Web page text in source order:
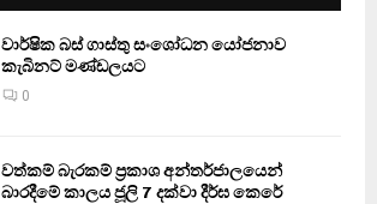
වාර්ෂික බස් ගාස්තු සංශෝධන යෝජනාව
කැබිනට් මණ්ඩලයට
0
වත්කම් බැරකම් ප්‍රකාශ අන්තර්ජාලයෙන්
බාරදීමේ කාලය ජූලි 7 දක්වා දීර්ඝ කෙරේ